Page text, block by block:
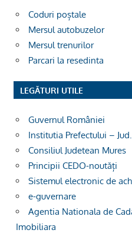
Coduri poștale
Mersul autobuzelor
Mersul trenurilor
Parcari la resedinta
LEGĂTURI UTILE
Guvernul României
Institutia Prefectului –
Consiliul Judetean Mures
Principii CEDO-noutăți
Sistemul electronic de
e-guvernare
Agentia Nationala de
Imobiliara